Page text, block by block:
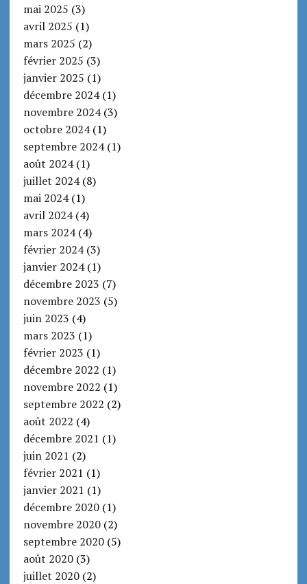
mai 2025 (3)
avril 2025 (1)
mars 2025 (2)
février 2025 (3)
janvier 2025 (1)
décembre 2024(1)
novembre 2024(3)
octobre 2024(1)
septembre 2024(1)
août 2024(1)
juillet 2024(8)
mai 2024(1)
avril 2024(4)
mars 2024(4)
février 2024(3)
janvier 2024(1)
décembre 2023 (7)
novembre 2023 (5)
juin 2023 (4)
mars 2023 (1)
février 2023 (1)
décembre 2022 (1)
novembre 2022 (1)
septembre 2022 (2)
août 2022 (4)
décembre 2021 (1)
juin 2021 (2)
février 2021 (1)
janvier 2021 (1)
décembre 2020(1)
novembre 2020(2)
septembre 2020(5)
août 2020(3)
juillet 2020(2)